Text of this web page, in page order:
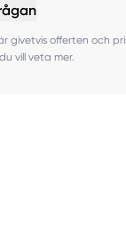
givetvis offerten och
vill veta mer.